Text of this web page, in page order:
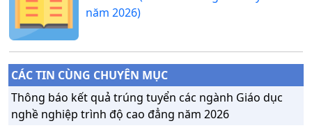
năm 2026)
CÁC TIN CÙNG CHUYÊN MỤC
Thông báo kết quả trúng tuyển các ngành Giáo dục
nghề nghiệp trình độ cao đẳng năm 2026